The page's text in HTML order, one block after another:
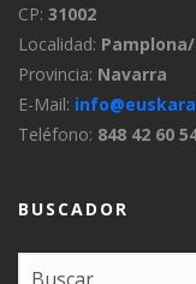
CP: 31002
Localidad:
Provincia: Navarra
E-Mail:
Teléfono: 848 42 60
BUSCADOR